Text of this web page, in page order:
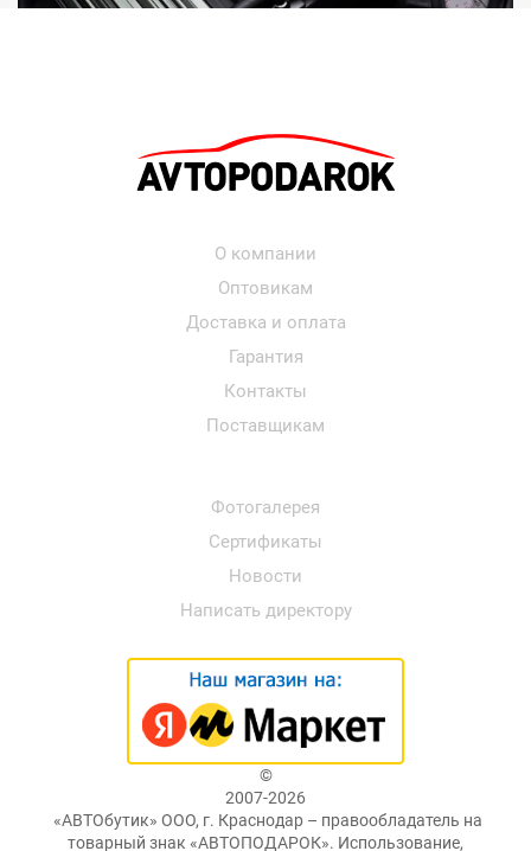
О компании
Оптовикам
Доставка и оплата
Гарантия
Контакты
Поставщикам
Фотогалерея
Сертификаты
Новости
Написать директору
©
2007-2026
«АВТОбутик» ООО, г. Краснодар – правообладатель на
товарный знак «АВТОПОДАРОК». Использование,